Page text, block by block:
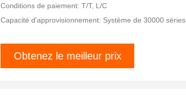
Conditions de paiement: T/T, L/C
Capacité d'approvisionnement: Système de 30000 séries
Obtenez le meilleur prix